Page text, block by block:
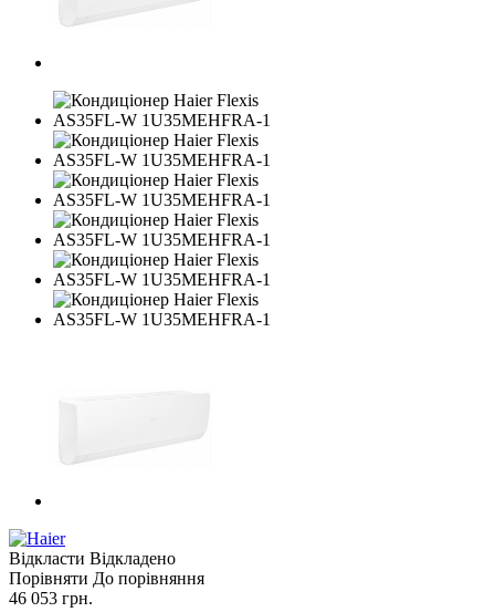
Відкласти Відкладено
Порівняти До порівняння
46 053 грн.